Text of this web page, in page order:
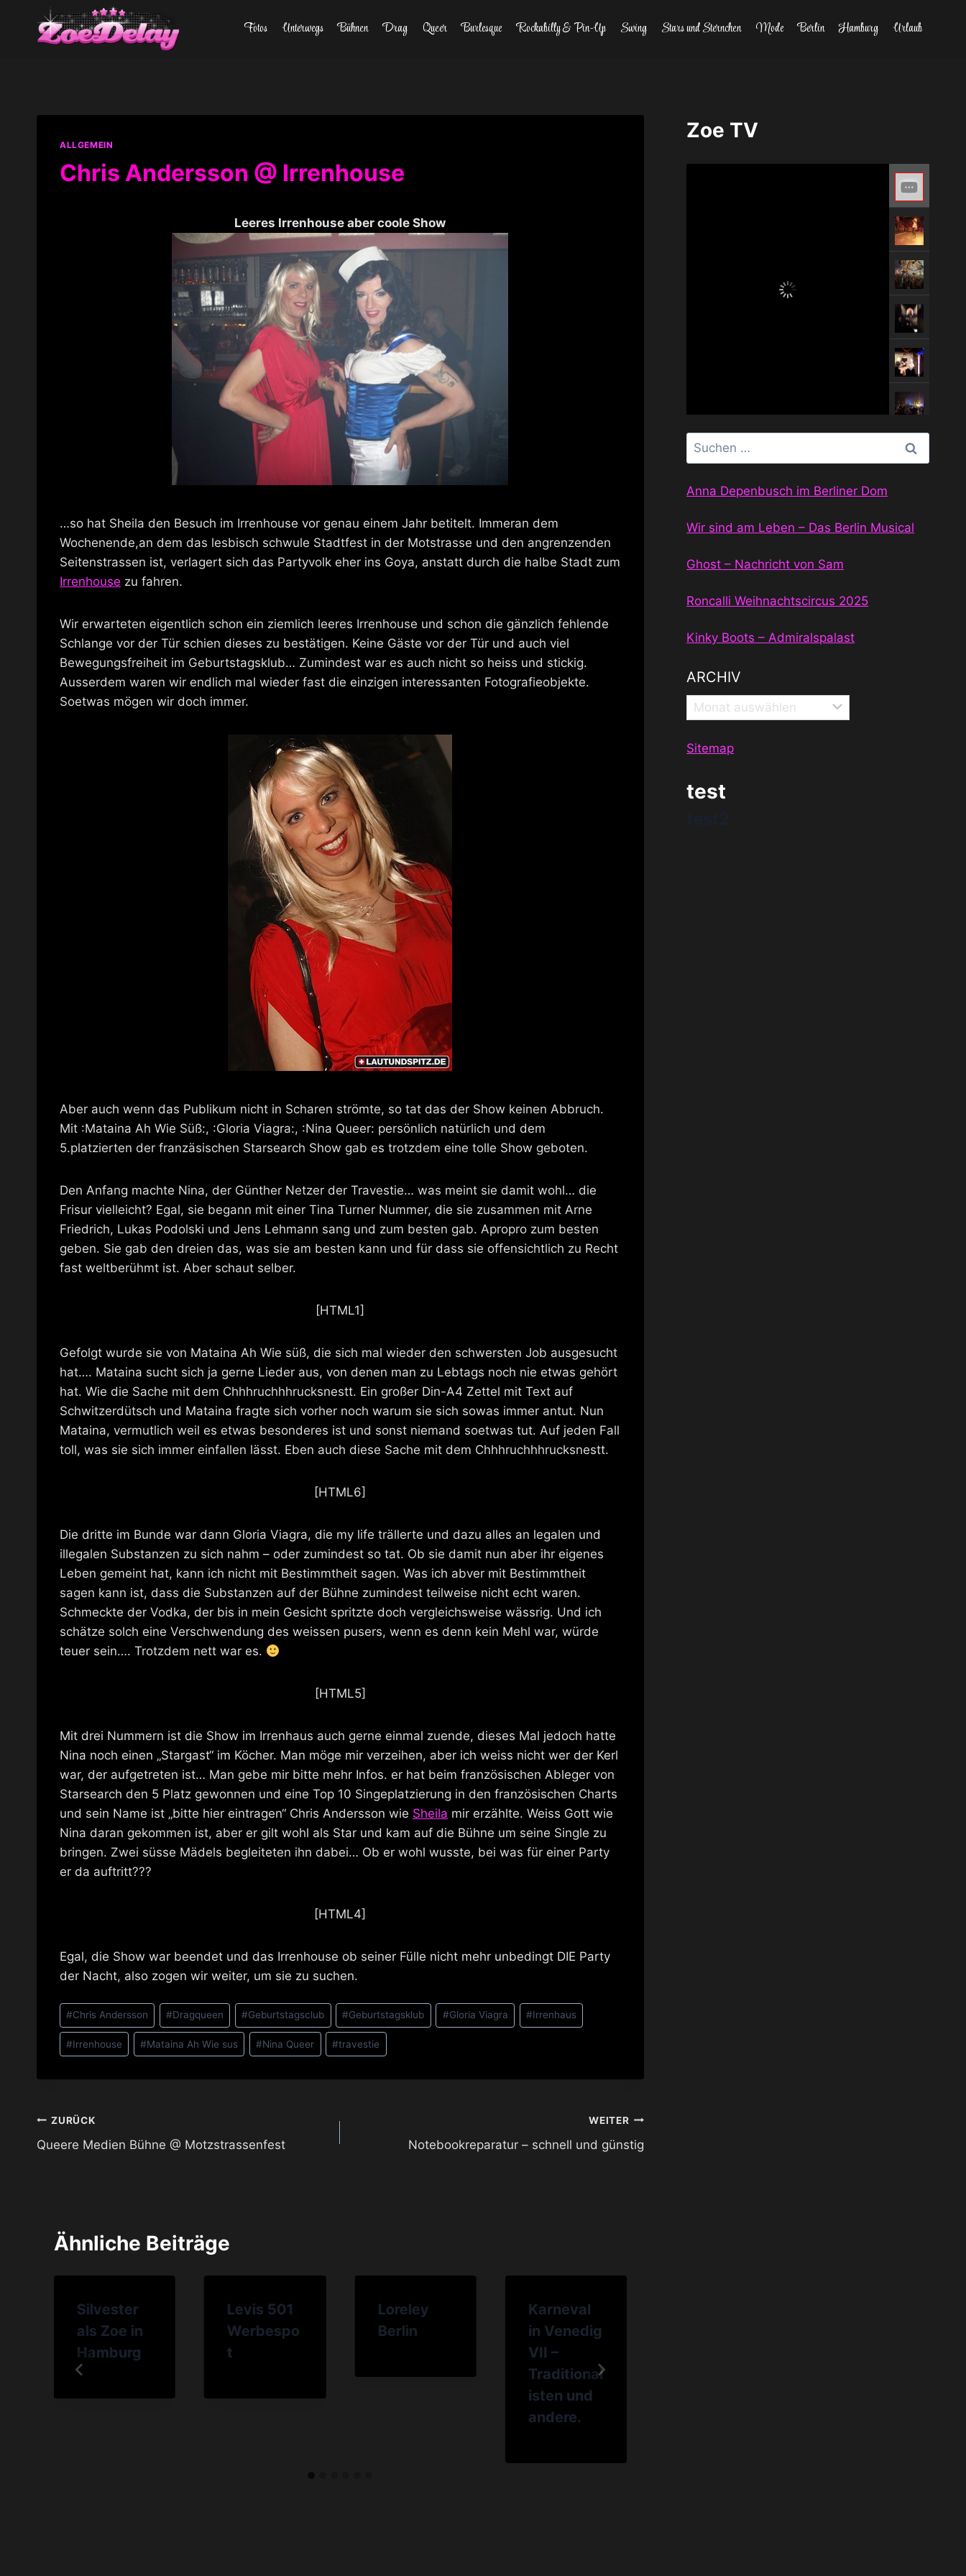
springen
Fotos Unterwegs Bühnen Drag Queer Burlesque Rockabilly & Pin-Up Swing Stars und Sternchen Mode Berlin Hamburg Urlaub
ALLGEMEIN
Chris Andersson @ Irrenhouse
Leeres Irrenhouse aber coole Show
…so hat Sheila den Besuch im Irrenhouse vor genau einem Jahr betitelt. Immeran dem
Wochenende,an dem das lesbisch schwule Stadtfest in der Motstrasse und den angrenzenden
Seitenstrassen ist, verlagert sich das Partyvolk eher ins Goya, anstatt durch die halbe Stadt zum
Irrenhouse zu fahren.
Wir erwarteten eigentlich schon ein ziemlich leeres Irrenhouse und schon die gänzlich fehlende
Schlange vor der Tür schien dieses zu bestätigen. Keine Gäste vor der Tür und auch viel
Bewegungsfreiheit im Geburtstagsklub… Zumindest war es auch nicht so heiss und stickig.
Ausserdem waren wir endlich mal wieder fast die einzigen interessanten Fotografieobjekte.
Soetwas mögen wir doch immer.
Aber auch wenn das Publikum nicht in Scharen strömte, so tat das der Show keinen Abbruch.
Mit :Mataina Ah Wie Süß:, :Gloria Viagra:, :Nina Queer: persönlich natürlich und dem
5.platzierten der franzäsischen Starsearch Show gab es trotzdem eine tolle Show geboten.
Den Anfang machte Nina, der Günther Netzer der Travestie… was meint sie damit wohl… die
Frisur vielleicht? Egal, sie begann mit einer Tina Turner Nummer, die sie zusammen mit Arne
Friedrich, Lukas Podolski und Jens Lehmann sang und zum besten gab. Apropro zum besten
geben. Sie gab den dreien das, was sie am besten kann und für dass sie offensichtlich zu Recht
fast weltberühmt ist. Aber schaut selber.
[HTML1]
Gefolgt wurde sie von Mataina Ah Wie süß, die sich mal wieder den schwersten Job ausgesucht
hat…. Mataina sucht sich ja gerne Lieder aus, von denen man zu Lebtags noch nie etwas gehört
hat. Wie die Sache mit dem Chhhruchhhrucksnestt. Ein großer Din-A4 Zettel mit Text auf
Schwitzerdütsch und Mataina fragte sich vorher noch warum sie sich sowas immer antut. Nun
Mataina, vermutlich weil es etwas besonderes ist und sonst niemand soetwas tut. Auf jeden Fall
toll, was sie sich immer einfallen lässt. Eben auch diese Sache mit dem Chhhruchhhrucksnestt.
[HTML6]
Die dritte im Bunde war dann Gloria Viagra, die my life trällerte und dazu alles an legalen und
illegalen Substanzen zu sich nahm – oder zumindest so tat. Ob sie damit nun aber ihr eigenes
Leben gemeint hat, kann ich nicht mit Bestimmtheit sagen. Was ich abver mit Bestimmtheit
sagen kann ist, dass die Substanzen auf der Bühne zumindest teilweise nicht echt waren.
Schmeckte der Vodka, der bis in mein Gesicht spritzte doch vergleichsweise wässrig. Und ich
schätze solch eine Verschwendung des weissen pusers, wenn es denn kein Mehl war, würde
teuer sein…. Trotzdem nett war es.
[HTML5]
Mit drei Nummern ist die Show im Irrenhaus auch gerne einmal zuende, dieses Mal jedoch hatte
Nina noch einen „Stargast“ im Köcher. Man möge mir verzeihen, aber ich weiss nicht wer der Kerl
war, der aufgetreten ist… Man gebe mir bitte mehr Infos. er hat beim französischen Ableger von
Starsearch den 5 Platz gewonnen und eine Top 10 Singeplatzierung in den französischen Charts
und sein Name ist „bitte hier eintragen“ Chris Andersson wie Sheila mir erzählte. Weiss Gott wie
Nina daran gekommen ist, aber er gilt wohl als Star und kam auf die Bühne um seine Single zu
bringen. Zwei süsse Mädels begleiteten ihn dabei… Ob er wohl wusste, bei was für einer Party
er da auftritt???
[HTML4]
Egal, die Show war beendet und das Irrenhouse ob seiner Fülle nicht mehr unbedingt DIE Party
der Nacht, also zogen wir weiter, um sie zu suchen.
Schlagworte:
#Chris Andersson #Dragqueen #Geburtstagsclub #Geburtstagsklub #Gloria Viagra #Irrenhaus
#Irrenhouse #Mataina Ah Wie sus #Nina Queer #travestie
Beitragsnavigation
ZURÜCK
Queere Medien Bühne @ Motzstrassenfest
WEITER
Notebookreparatur – schnell und günstig
Ähnliche Beiträge
Silvester
als Zoe in
Hamburg
Levis 501
Werbespo
t
Loreley
Berlin
Karneval
in Venedig
VII –
Traditional
isten und
andere.
Zoe TV
Suchen
nach:
Anna Depenbusch im Berliner Dom
Wir sind am Leben – Das Berlin Musical
Ghost – Nachricht von Sam
Roncalli Weihnachtscircus 2025
Kinky Boots – Admiralspalast
ARCHIV
Archiv
Sitemap
test